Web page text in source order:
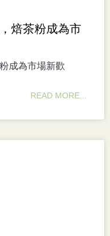
焙茶粉成為市
成為市場新歡
READ MORE...